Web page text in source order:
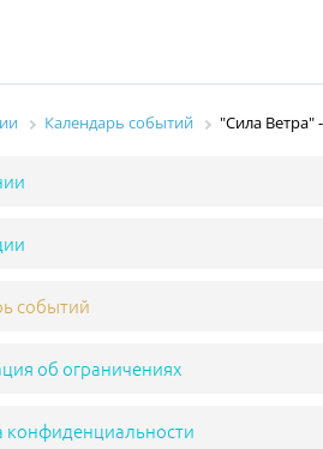
Календарь событий "Сила Ветра"
событий
об ограничениях
конфиденциальности